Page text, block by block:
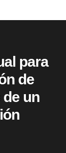
para
de
un